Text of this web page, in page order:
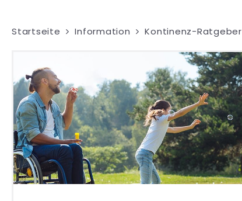
Startseite Information Kontinenz-Ratgeber